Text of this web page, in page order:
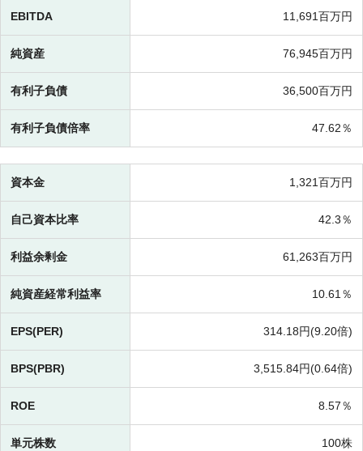
EBITDA 11,691百万円
純資産 76,945百万円
有利子負債 36,500百万円
有利子負債倍率 47.62％
資本金 1,321百万円
自己資本比率 42.3％
利益余剰金 61,263百万円
純資産経常利益率 10.61％
EPS(PER) 314.18円(9.20倍)
BPS(PBR) 3,515.84円(0.64倍)
ROE 8.57％
単元株数 100株